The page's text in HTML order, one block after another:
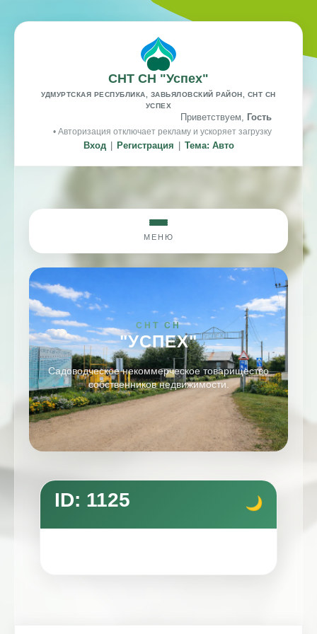
СНТ СН "Успех"
УДМУРТСКАЯ РЕСПУБЛИКА, ЗАВЬЯЛОВСКИЙ РАЙОН, СНТ СН
УСПЕХ
Приветствуем, Гость
• Авторизация отключает рекламу и ускоряет загрузку
Вход Регистрация Тема: Авто
МЕНЮ
СНТ СН
"УСПЕХ"
Садоводческое некоммерческое товарищество
собственников недвижимости.
ID: 1125